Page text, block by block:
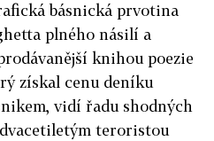
básnická prvotina
plného násilí a
knihou poezie
získal cenu deníku
vidí řadu shodných
teroristou